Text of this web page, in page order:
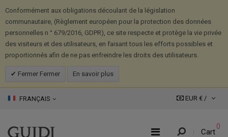
Conformément aux obligations découlant de la législation
communautaire, (Règlement européen pour la protection des données
personnelles n ° 679/2016, GDPR), ce site respecte et protège la vie privée
des visiteurs et des utilisateurs, en faisant tous les efforts possibles et
proportionnés afin de ne pas enfreindre les droits des utilisateurs.
Fermer Fermer En savoir plus
FRANÇAIS EUR € /
Cart
0